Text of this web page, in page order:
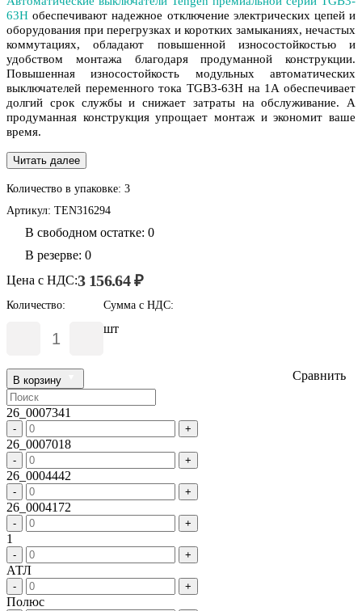
63H обеспечивают надежное отключение электрических цепей и
оборудования при перегрузках и коротких замыканиях, нечастых
коммутациях, обладают повышенной износостойкостью и
удобством монтажа благодаря продуманной конструкции.
Повышенная износостойкость модульных автоматических
выключателей переменного тока TGB3-63H на 1A обеспечивает
долгий срок службы и снижает затраты на обслуживание. А
продуманная конструкция упрощает монтаж и экономит ваше
время.
Читать далее
Количество в упаковке: 3
Артикул: TEN316294
В свободном остатке: 0
В резерве: 0
Цена с НДС:3 156.64 ₽
Количество: Сумма с НДС:
шт
В корзину
26_0007341
- +
26_0007018
- +
26_0004442
- +
26_0004172
- +
1
- +
АТЛ
- +
Полюс
Сравнить